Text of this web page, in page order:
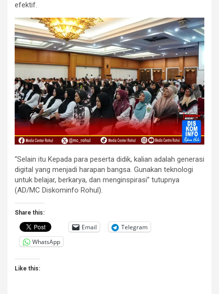
efektif.
“Selain itu Kepada para peserta didik, kalian adalah generasi
digital yang menjadi harapan bangsa. Gunakan teknologi
untuk belajar, berkarya, dan menginspirasi” tutupnya
(AD/MC Diskominfo Rohul).
Share this:
Email
Telegram
WhatsApp
Like this: